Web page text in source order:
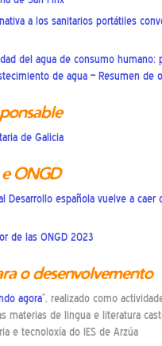
a los sanitarios portátiles
del agua de consumo humano:
de agua – Resumen de
de Galicia
ONGD
Desarrollo española vuelve a caer
de las ONGD 2023
o desenvolvemento
agora“, realizado como
materias de lingua e literatura
e tecnoloxía do IES de Arzúa